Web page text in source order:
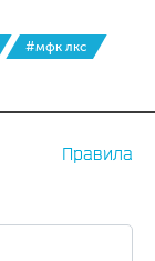
#мфк лкс
Правила